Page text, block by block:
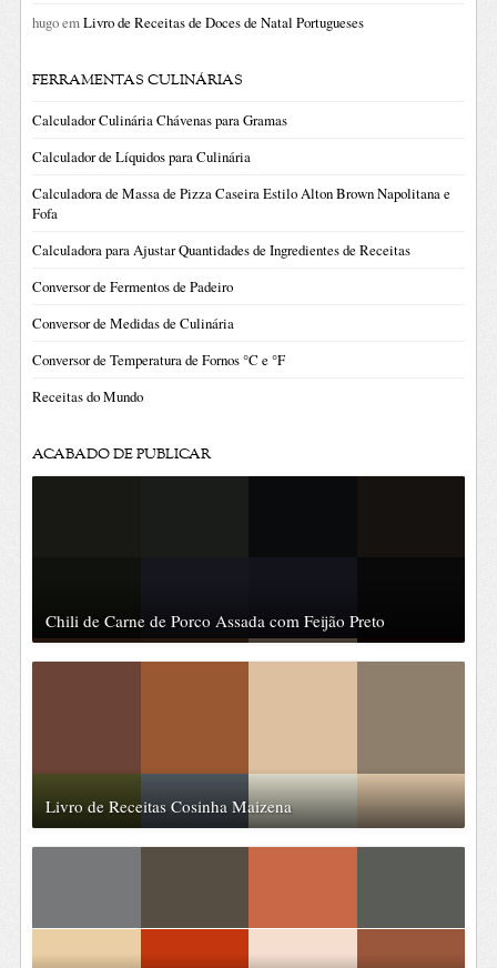
hugoemLivro de Receitas de Doces de Natal Portugueses
FERRAMENTAS CULINÁRIAS
Calculador Culinária Chávenas para Gramas
Calculador de Líquidos para Culinária
Calculadora de Massa de Pizza Caseira Estilo Alton Brown Napolitana e
Fofa
Calculadora para Ajustar Quantidades de Ingredientes de Receitas
Conversor de Fermentos de Padeiro
Conversor de Medidas de Culinária
Conversor de Temperatura de Fornos °C e °F
Receitas do Mundo
ACABADO DE PUBLICAR
Chili de Carne de Porco Assada com Feijão Preto
Livro de Receitas Cosinha Maizena